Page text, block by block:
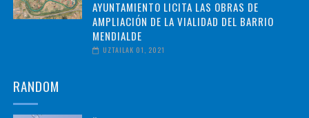
AYUNTAMIENTO LICITA LAS OBRAS DE
AMPLIACIÓN DE LA VIALIDAD DEL BARRIO
MENDIALDE
UZTAILAK 01, 2021
RANDOM